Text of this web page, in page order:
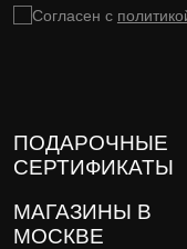
Согласен с
ПОДАРОЧНЫЕ
СЕРТИФИКАТЫ
МАГАЗИНЫ В
МОСКВЕ